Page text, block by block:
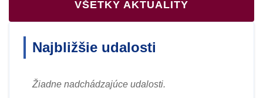
VŠETKY AKTUALITY
Najbližšie udalosti
Žiadne nadchádzajúce udalosti.